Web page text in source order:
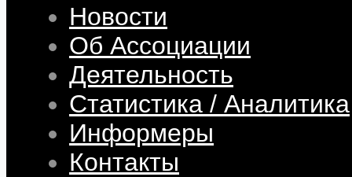
Новости
Об Ассоциации
Деятельность
Статистика / Аналитика
Информеры
Контакты